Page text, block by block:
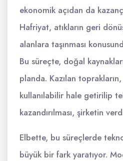
ekonomik açıdan da
Hafriyat, atıkların geri
alanlara taşınması
Bu süreçte, doğal
planda. Kazılan
kullanılabilir hale getirilip
kazandırılması, şirketin
Elbette, bu süreçlerde
büyük bir fark yaratıyor.